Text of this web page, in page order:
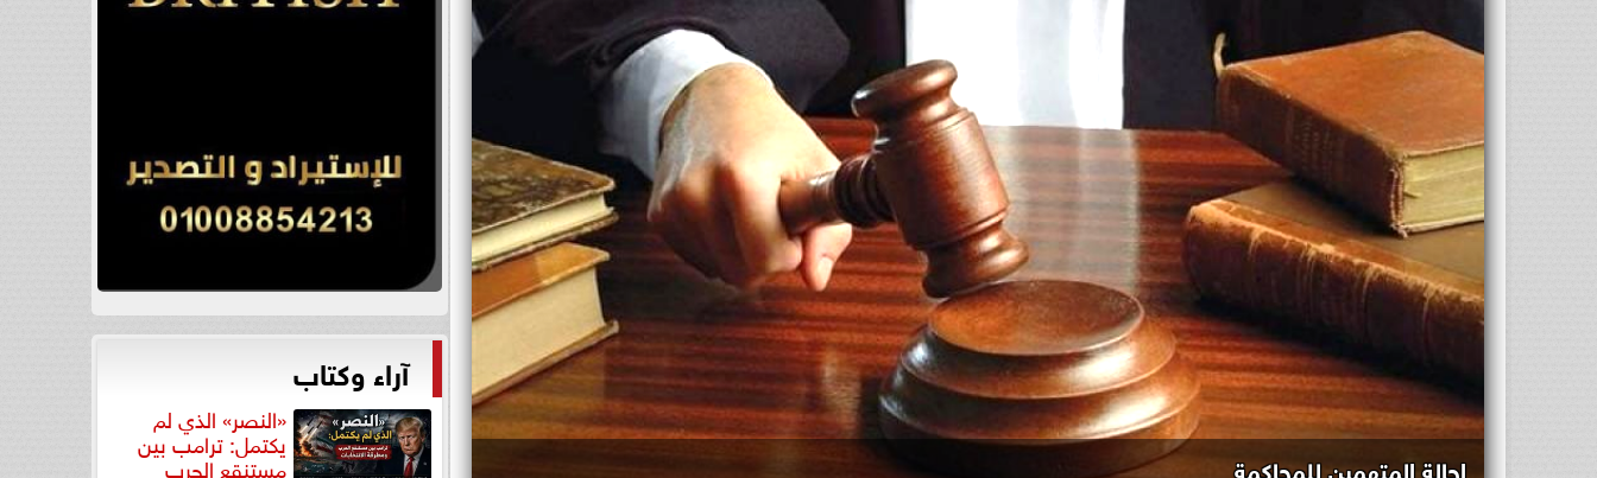
إحالة المتهمين للمحاكمة
آراء وكتاب
«النصر» الذي لم
يكتمل: ترامب بين
مستنقع الحرب